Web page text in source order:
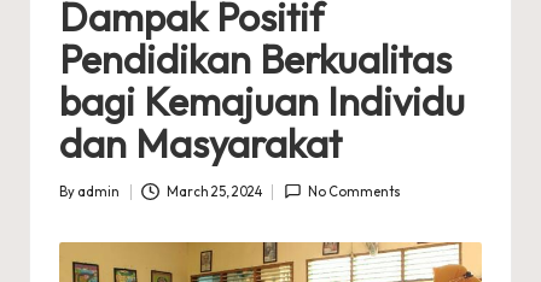
Dampak Positif
Pendidikan Berkualitas
bagi Kemajuan Individu
dan Masyarakat
Posted
By admin March 25, 2024 No Comments